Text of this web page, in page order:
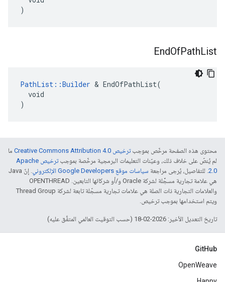
)
EndOfPathList
PathList::Builder & EndOfPathList(
  void
)
محتوى هذه الصفحة مرخّص بموجبترخيص Creative Commons Attribution 4.0‏
ما
لم يُنصّ على خلاف ذلك، وعيّنات التعليمات البرمجية مرخّصة بموجب
ترخيص Apache
2.0‏. للتفاصيل، يُرجى مراجعة سياسات موقع Google Developers الإلكتروني
. إنّ Java
هي علامة تجارية مسجَّلة لشركة Oracle و/أو شركائها التابعين. ‫OPENTHREAD
والعلامات التجارية ذات الصلة هي علامات تجارية مسجّلة تابعة لشركة Thread Group
ويتم استخدامها بموجب ترخيص.
تاريخ التعديل الأخير: 2026-02-18 (حسب التوقيت العالمي المتفَّق عليه)
GitHub
OpenWeave